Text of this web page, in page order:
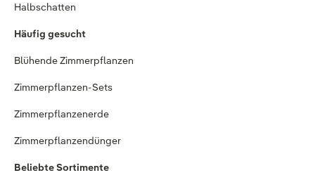
Halbschatten
Häufig gesucht
Blühende Zimmerpflanzen
Zimmerpflanzen-Sets
Zimmerpflanzenerde
Zimmerpflanzendünger
Beliebte Sortimente